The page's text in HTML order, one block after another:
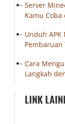
Server
Kamu
Unduh
Pembaruan
Cara
Langkah
LINK